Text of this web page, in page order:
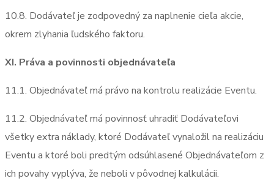
10.8. Dodávateľ je zodpovedný za naplnenie cieľa akcie,
okrem zlyhania ľudského faktoru.
XI. Práva a povinnosti objednávateľa
11.1. Objednávateľ má právo na kontrolu realizácie Eventu.
11.2. Objednávateľ má povinnosť uhradiť Dodávateľovi
všetky extra náklady, ktoré Dodávateľ vynaložil na realizáciu
Eventu a ktoré boli predtým odsúhlasené Objednávateľom z
ich povahy vyplýva, že neboli v pôvodnej kalkulácii.